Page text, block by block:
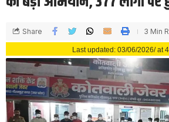
Last updated: 03/06/2026/ at
Share 3 Min